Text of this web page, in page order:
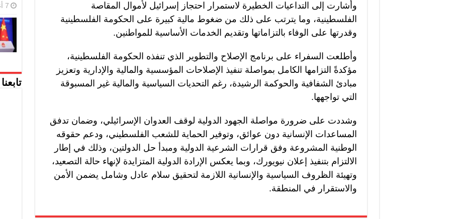
وأشارت إلى التداعيات الخطيرة لاستمرار احتجاز إسرائيل لأموال المقاصة
الفلسطينية، وما يترتب على ذلك من ضغوط مالية كبيرة على الحكومة الفلسطينية
وقدرتها على الوفاء بالتزاماتها وتقديم الخدمات الأساسية للمواطنين.
وأطلعت السفراء على برنامج الإصلاح والتطوير الذي تنفذه الحكومة الفلسطينية،
مؤكدةً التزامها الكامل بمواصلة تنفيذ الإصلاحات المؤسسية والمالية والإدارية وتعزيز
مبادئ الشفافية والحوكمة الرشيدة، رغم التحديات السياسية والمالية غير المسبوقة
التي تواجهها.
وشددت على ضرورة مواصلة الجهود الدولية لوقف العدوان الإسرائيلي، وضمان تدفق
المساعدات الإنسانية دون عوائق، وتوفير الحماية للشعب الفلسطيني، ودعم حقوقه
الوطنية المشروعة وفق قرارات الشرعية الدولية ومبدأ حل الدولتين، وذلك في إطار
الالتزام بتنفيذ إعلان نيويورك، وبما يعكس الإرادة الدولية المتزايدة لإنهاء حالة التصعيد،
وتهيئة الظروف السياسية والإنسانية اللازمة لتحقيق سلام عادل وشامل يضمن الأمن
والاستقرار في المنطقة.
7 أغسطس، 2026